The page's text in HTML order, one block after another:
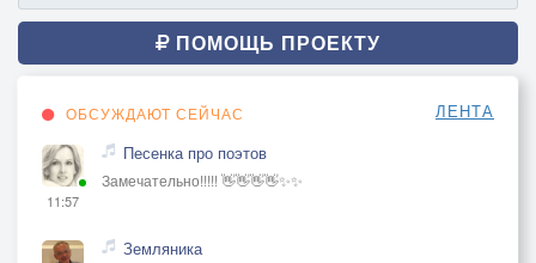
ПОМОЩЬ ПРОЕКТУ
ОБСУЖДАЮТ СЕЙЧАС ЛЕНТА
11:57
Песенка про поэтов
Замечательно!!!!! 👋👋👋👋✨✨
Земляника